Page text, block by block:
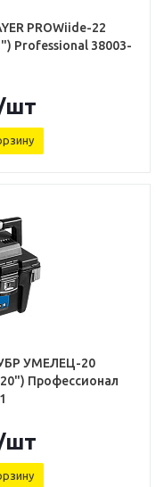
PROWiide-22
Professional 38003-
шт
УМЕЛЕЦ-20
Профессионал
шт